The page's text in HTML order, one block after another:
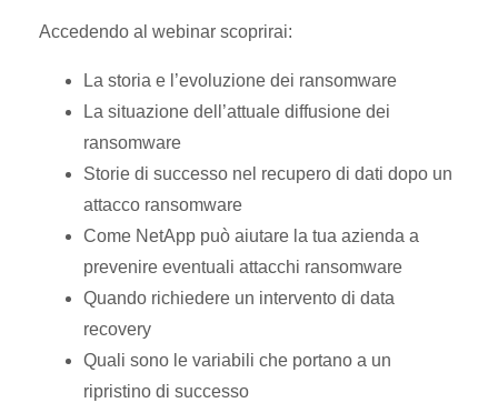
Accedendo al webinar scoprirai:
La storia e l’evoluzione dei ransomware
La situazione dell’attuale diffusione dei
ransomware
Storie di successo nel recupero di dati dopo un
attacco ransomware
Come NetApp può aiutare la tua azienda a
prevenire eventuali attacchi ransomware
Quando richiedere un intervento di data
recovery
Quali sono le variabili che portano a un
ripristino di successo